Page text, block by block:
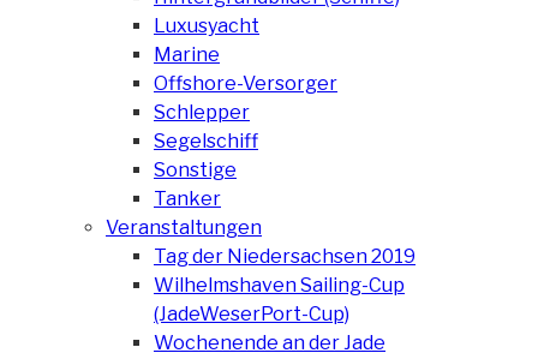
Luxusyacht
Marine
Offshore-Versorger
Schlepper
Segelschiff
Sonstige
Tanker
Veranstaltungen
Tag der Niedersachsen 2019
Wilhelmshaven Sailing-Cup
(JadeWeserPort-Cup)
Wochenende an der Jade